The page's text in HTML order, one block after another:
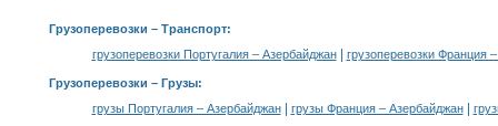
Грузоперевозки – Транспорт:
грузоперевозки Португалия – Азербайджан| грузоперевозки Франция
Грузоперевозки – Грузы:
грузы Португалия – Азербайджан| грузы Франция – Азербайджан|